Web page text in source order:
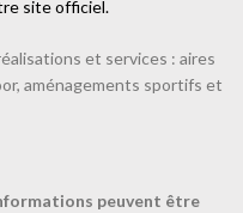
site officiel.
et services : aires
aménagements sportifs et
peuvent être